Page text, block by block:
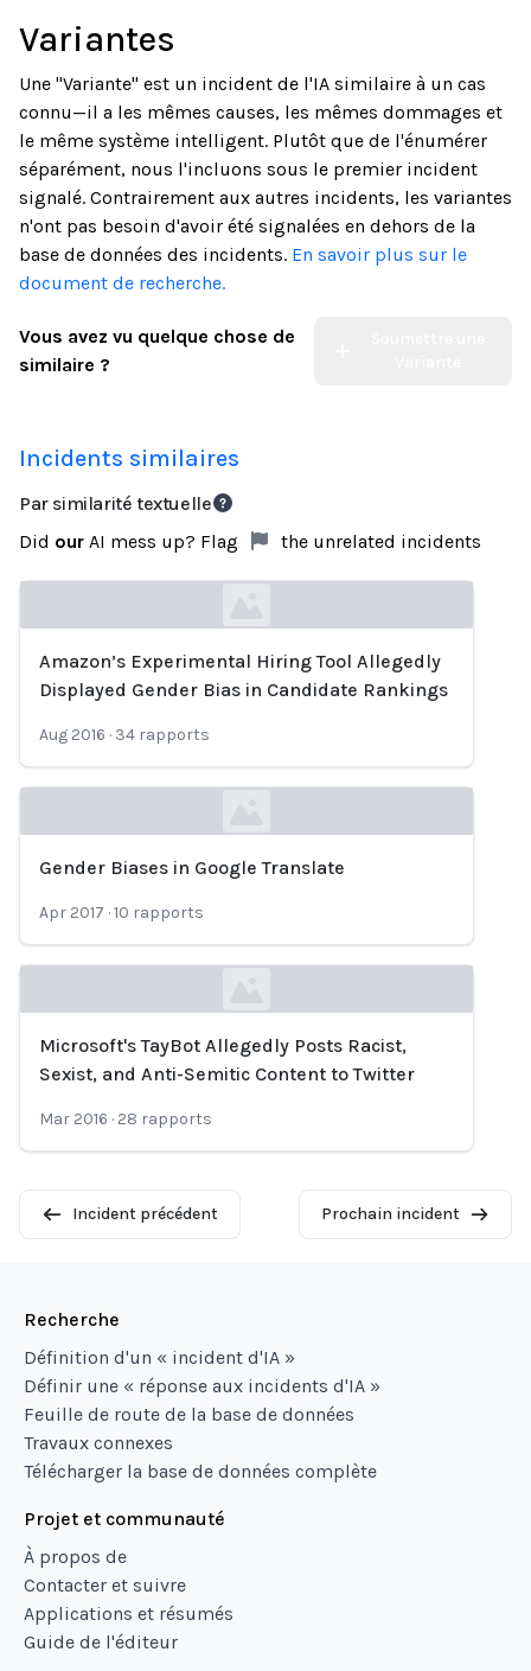
Variantes
Une "Variante" est un incident de l'IA similaire à un cas
connu—il a les mêmes causes, les mêmes dommages et
le même système intelligent. Plutôt que de l'énumérer
séparément, nous l'incluons sous le premier incident
signalé. Contrairement aux autres incidents, les variantes
n'ont pas besoin d'avoir été signalées en dehors de la
base de données des incidents. En savoir plus sur le
document de recherche.
Vous avez vu quelque chose de
similaire ?
Incidents similaires
Par similarité textuelle
Did our AI mess up? Flag the unrelated incidents
Loading...
Amazon’s Experimental Hiring Tool Allegedly
Displayed Gender Bias in Candidate Rankings
Aug 2016 · 34 rapports
Gender Biases in Google Translate
Apr 2017 ·10 rapports
Loading...
Microsoft's TayBot Allegedly Posts Racist,
Sexist, and Anti-Semitic Content to Twitter
Mar 2016 · 28 rapports
Incident précédent Prochain incident
Recherche
Définition d'un « incident d'IA »
Définir une « réponse aux incidents d'IA »
Feuille de route de la base de données
Travaux connexes
Télécharger la base de données complète
Projet et communauté
À propos de
Contacter et suivre
Applications et résumés
Guide de l'éditeur